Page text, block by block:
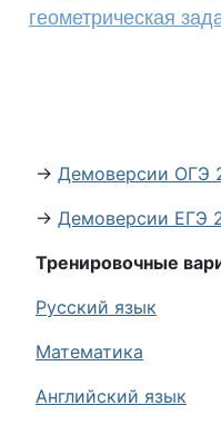
геометрическая
→ Демоверсии ОГЭ
→ Демоверсии ЕГЭ
Тренировочные
Русский язык
Математика
Английский язык